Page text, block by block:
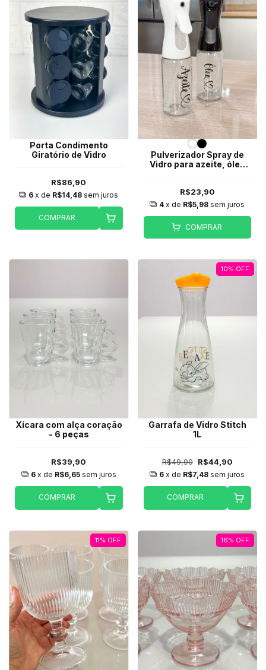
Porta Condimento
Giratório de Vidro
R$86,90
6 x de R$14,48 sem juros
COMPRAR
Pulverizador Spray de
Vidro para azeite, óleo
R$23,90
4 x de R$5,98 sem juros
COMPRAR
Xícara com alça coração
- 6 peças
R$39,90
6 x de R$6,65 sem juros
COMPRAR
10% OFF
Garrafa de Vidro Stitch
1L
R$49,90 R$44,90
6 x de R$7,48 sem juros
COMPRAR
11% OFF 16% OFF